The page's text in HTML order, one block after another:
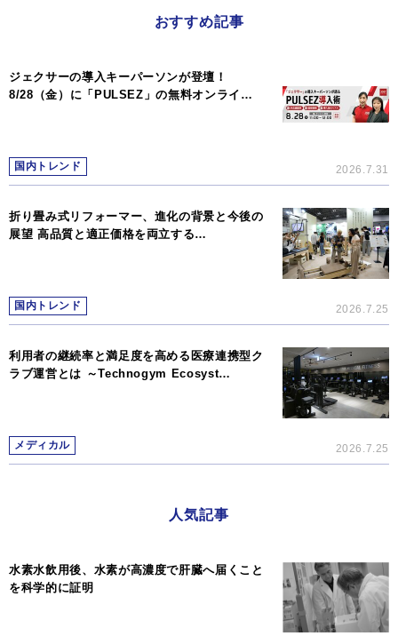
おすすめ記事
ジェクサーの導入キーパーソンが登壇！
8/28（金）に「PULSEZ」の無料オンライ…
国内トレンド 2026.7.31
折り畳み式リフォーマー、進化の背景と今後の
展望 高品質と適正価格を両立する…
国内トレンド 2026.7.25
利用者の継続率と満足度を高める医療連携型ク
ラブ運営とは ～Technogym Ecosyst…
メディカル 2026.7.25
人気記事
水素水飲用後、水素が高濃度で肝臓へ届くこと
を科学的に証明